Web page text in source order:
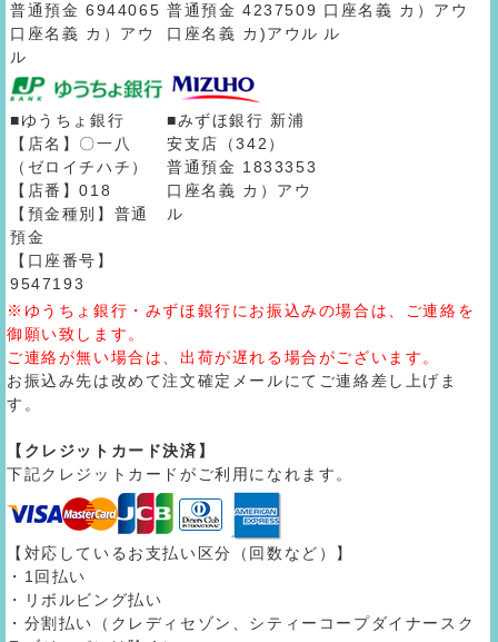
普通預金 6944065
口座名義 カ）アウ
ル
普通預金 4237509
口座名義 カ)アウル
口座名義 カ）アウ
ル
■ゆうちょ銀行
【店名】〇一八
（ゼロイチハチ）
【店番】018
【預金種別】普通
預金
【口座番号】
9547193
■みずほ銀行 新浦
安支店（342）
普通預金 1833353
口座名義 カ）アウ
ル
※ゆうちょ銀行・みずほ銀行にお振込みの場合は、ご連絡を
御願い致します。
ご連絡が無い場合は、出荷が遅れる場合がございます。
お振込み先は改めて注文確定メールにてご連絡差し上げま
す。
【クレジットカード決済】
下記クレジットカードがご利用になれます。
【対応しているお支払い区分（回数など）】
・1回払い
・リボルビング払い
・分割払い（クレディセゾン、シティーコープダイナースク